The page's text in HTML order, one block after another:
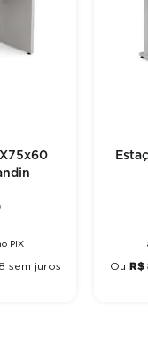
PIX
sem juros Ou R$